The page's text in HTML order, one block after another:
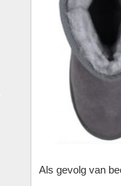
Als gevolg van